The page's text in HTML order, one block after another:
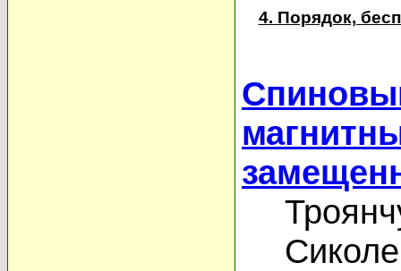
4. Порядок,